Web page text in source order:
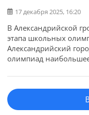
17 декабря 2025, 16:20
В Александрийской
этапа школьных
Александрийский
олимпиад
втором месте –
призерами. На
стали 18 учащихся.
украинскому языку и